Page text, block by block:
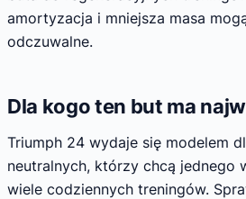
amortyzacja i mniejsza masa
odczuwalne.
Dla kogo ten but ma
Triumph 24 wydaje się modelem
neutralnych, którzy chcą jednego
wiele codziennych treningów.